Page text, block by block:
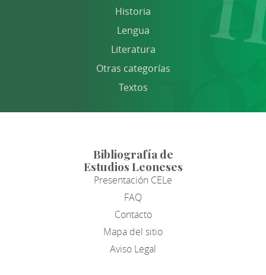
Historia
Lengua
Literatura
Otras categorías
Textos
Bibliografía de
Estudios Leoneses
Presentación CELe
FAQ
Contacto
Mapa del sitio
Aviso Legal